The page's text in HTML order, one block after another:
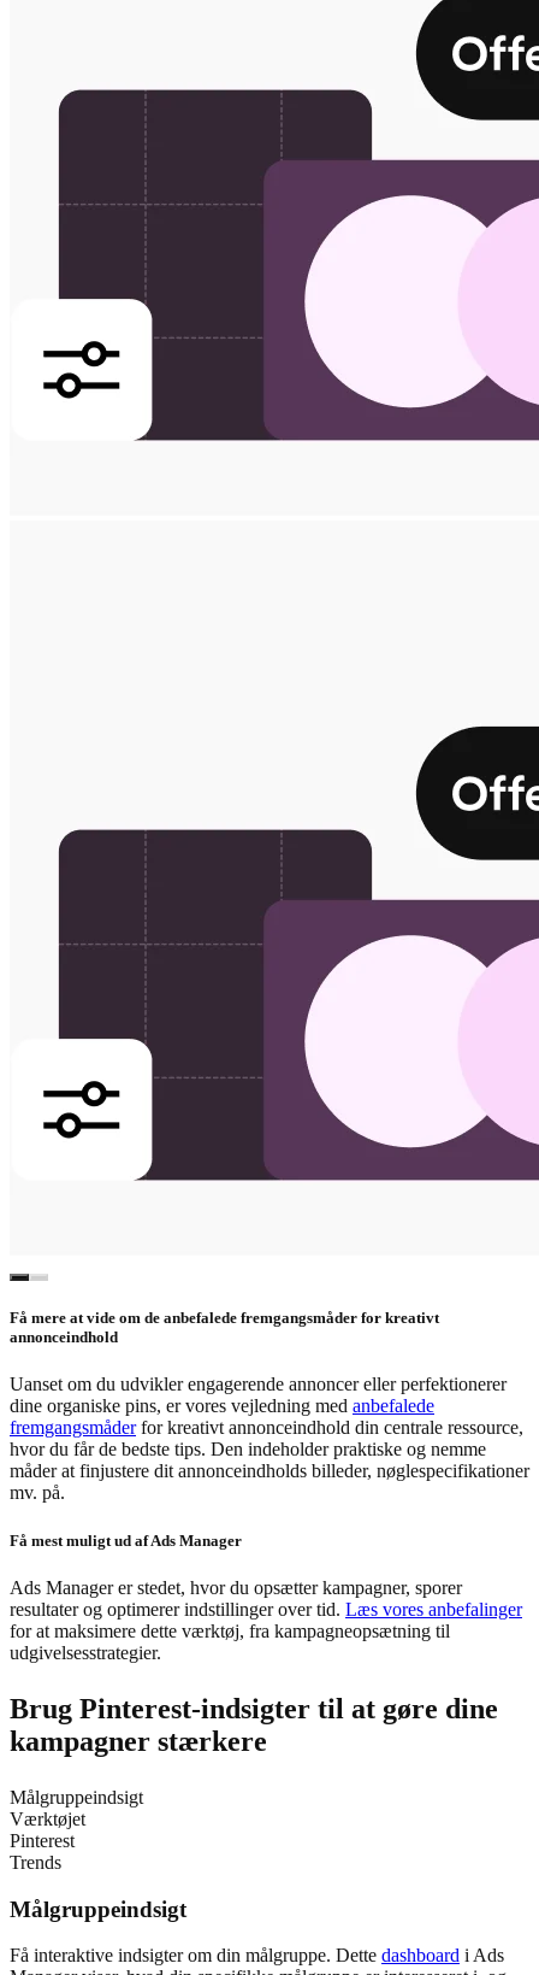
Få mere at vide om de anbefalede fremgangsmåder for kreativt
annonceindhold
Uanset om du udvikler engagerende annoncer eller perfektionerer
dine organiske pins, er vores vejledning med anbefalede
fremgangsmåderfor kreativt annonceindhold din centrale ressource,
hvor du får de bedste tips. Den indeholder praktiske og nemme
måder at finjustere dit annonceindholds billeder, nøglespecifikationer
mv. på.
Få mest muligt ud af Ads Manager
Ads Manager er stedet, hvor du opsætter kampagner, sporer
resultater og optimerer indstillinger over tid. Læs vores anbefalinger
for at maksimere dette værktøj, fra kampagneopsætning til
udgivelsesstrategier.
Brug Pinterest-indsigter til at gøre dine
kampagner stærkere
Målgruppeindsigt
Værktøjet
Pinterest
Trends
Målgruppeindsigt
Få interaktive indsigter om din målgruppe. Dette dashboard i Ads